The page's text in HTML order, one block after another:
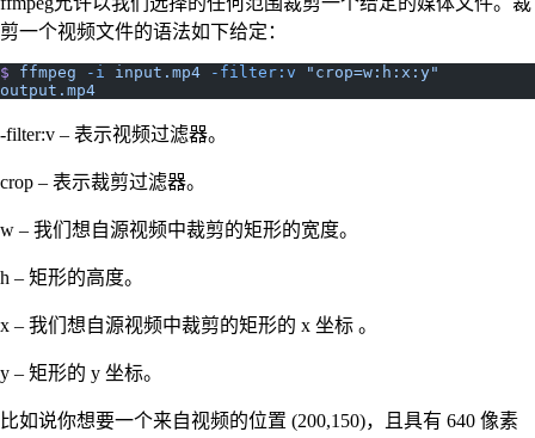
剪一个视频文件的语法如下给定：
$ ffmpeg -i input.mp4 -filter:v "crop=w:h:x:y"
output.mp4
-filter:v – 表示视频过滤器。
crop – 表示裁剪过滤器。
w – 我们想自源视频中裁剪的矩形的宽度。
h – 矩形的高度。
x – 我们想自源视频中裁剪的矩形的 x 坐标 。
y – 矩形的 y 坐标。
比如说你想要一个来自视频的位置 (200,150)，且具有 640 像素